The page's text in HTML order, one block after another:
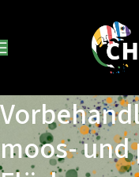
Biozid-
moos-